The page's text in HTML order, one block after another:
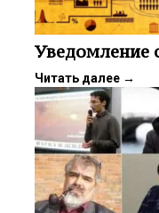
Уведомление
Читать далее →